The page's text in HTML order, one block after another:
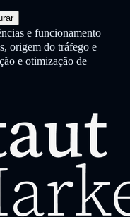
e funcionamento
origem do tráfego e
e otimização de